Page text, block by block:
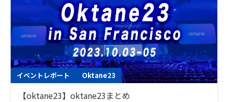
イベントレポート Oktane23
【oktane23】oktane23まとめ